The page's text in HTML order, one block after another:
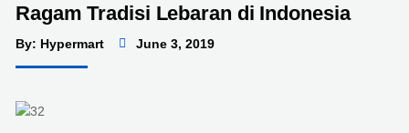
Ragam Tradisi Lebaran di Indonesia
By: Hypermart June 3, 2019